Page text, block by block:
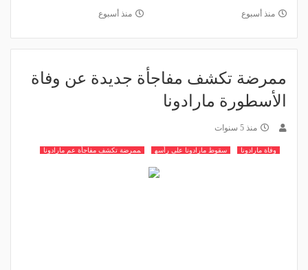
منذ أسبوع منذ أسبوع
ممرضة تكشف مفاجأة جديدة عن وفاة
الأسطورة مارادونا
منذ 5 سنوات
وفاة مارادونا سقوط مارادونا على رأسه ممرضة تكشف مفاجأة عم مارادونا